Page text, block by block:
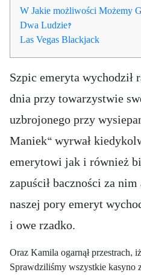
W Jakie możliwości Możemy
Dwa Ludzie?
Las Vegas Blackjack
Szpic emeryta
dnia przy towarzystwie
uzbrojonego przy
Maniek“ wyrwał
emerytowi jak i również
zapuścił baczności za
naszej pory emeryt
i owe rzadko.
Oraz Kamila ogarnął przestrach,
Sprawdziliśmy wszystkie kasyno